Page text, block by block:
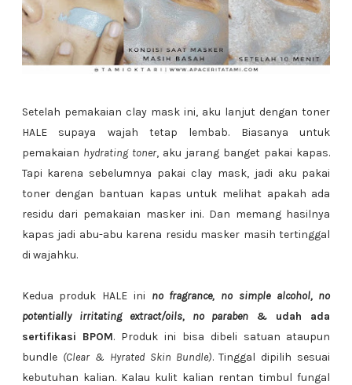
Setelah pemakaian clay mask ini, aku lanjut dengan toner
HALE supaya wajah tetap lembab. Biasanya untuk
pemakaian hydrating toner, aku jarang banget pakai kapas.
Tapi karena sebelumnya pakai clay mask, jadi aku pakai
toner dengan bantuan kapas untuk melihat apakah ada
residu dari pemakaian masker ini. Dan memang hasilnya
kapas jadi abu-abu karena residu masker masih tertinggal
di wajahku.
Kedua produk HALE ini no fragrance, no simple alcohol, no
potentially irritating extract/oils, no paraben & udah ada
sertifikasi BPOM. Produk ini bisa dibeli satuan ataupun
bundle (Clear & Hyrated Skin Bundle). Tinggal dipilih sesuai
kebutuhan kalian. Kalau kulit kalian rentan timbul fungal